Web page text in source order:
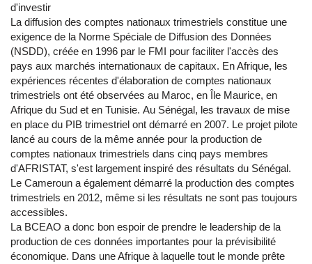
d'investir
La diffusion des comptes nationaux trimestriels constitue une
exigence de la Norme Spéciale de Diffusion des Données
(NSDD), créée en 1996 par le FMI pour faciliter l'accès des
pays aux marchés internationaux de capitaux. En Afrique, les
expériences récentes d'élaboration de comptes nationaux
trimestriels ont été observées au Maroc, en Île Maurice, en
Afrique du Sud et en Tunisie. Au Sénégal, les travaux de mise
en place du PIB trimestriel ont démarré en 2007. Le projet pilote
lancé au cours de la même année pour la production de
comptes nationaux trimestriels dans cinq pays membres
d'AFRISTAT, s'est largement inspiré des résultats du Sénégal.
Le Cameroun a également démarré la production des comptes
trimestriels en 2012, même si les résultats ne sont pas toujours
accessibles.
La BCEAO a donc bon espoir de prendre le leadership de la
production de ces données importantes pour la prévisibilité
économique. Dans une Afrique à laquelle tout le monde prête